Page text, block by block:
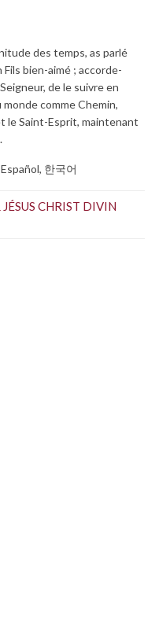
des temps, as parlé
bien-aimé ; accorde-
de le suivre en
comme Chemin,
le Saint-Esprit, maintenant
Español 한국어
CHRIST DIVIN